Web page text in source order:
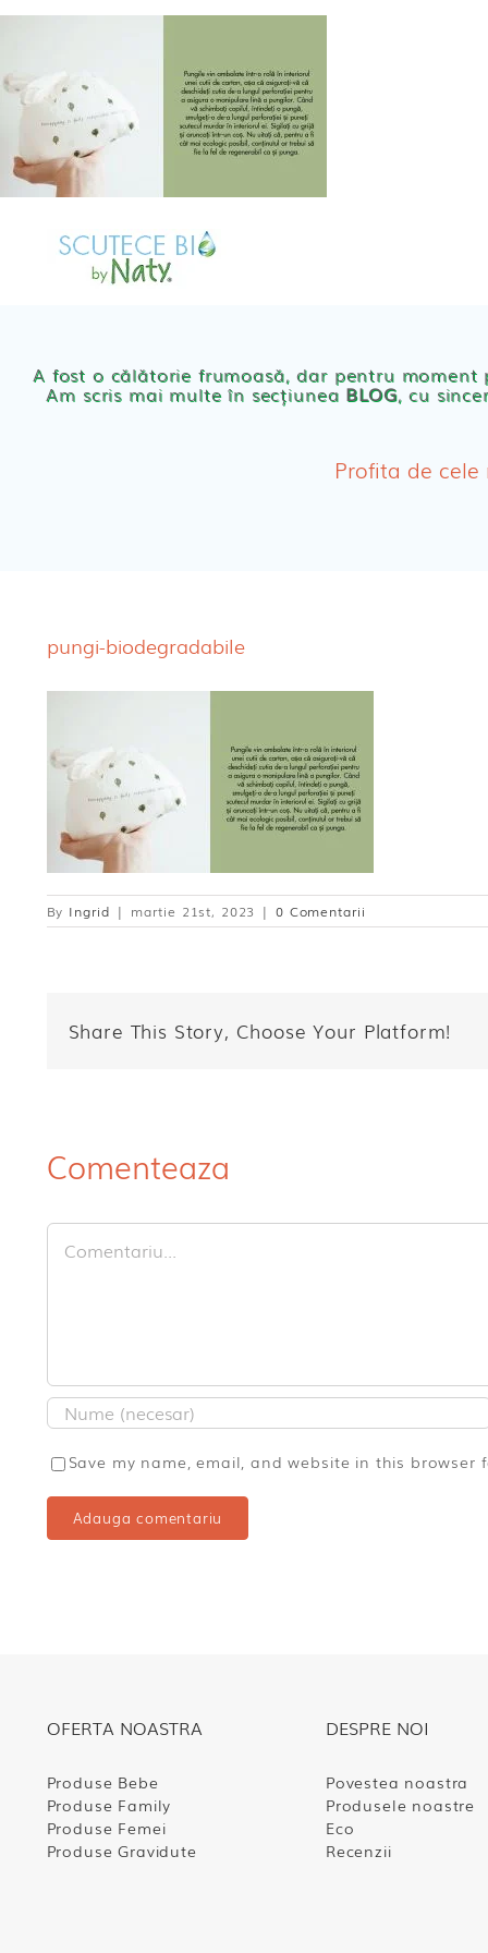
Skip
Chilotei eco Naty
Servetele umede
A fost o călătorie frumoasă, dar pentru
Am scris mai multe în secțiunea BLOG, cu
Profita de
pungi-biodegradabile
By Ingrid | martie 21st, 2023 | 0 Comentarii
Share This Story, Choose Your Platform!
Comenteaza
Comment
Save my name, email, and website in this browser
OFERTA NOASTRA
Produse Bebe
Produse Family
Produse Femei
Produse Gravidute
DESPRE NOI
Povestea noastra
Produsele noastre
Eco
Recenzii